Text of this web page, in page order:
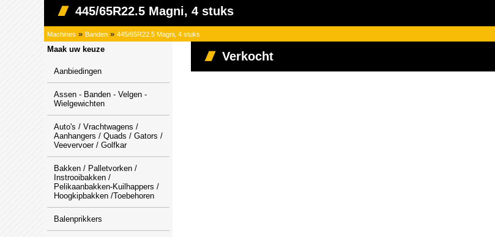
445/65R22.5 Magni, 4 stuks
Machines » Banden » 445/65R22.5 Magni, 4 stuks
Maak uw keuze
Aanbiedingen
Assen - Banden - Velgen -
Wielgewichten
Auto's / Vrachtwagens /
Aanhangers / Quads / Gators /
Veevervoer / Golfkar
Bakken / Palletvorken /
Instrooibakken /
Pelikaanbakken-Kuilhappers /
Hoogkipbakken /Toebehoren
Balenprikkers
Verkocht